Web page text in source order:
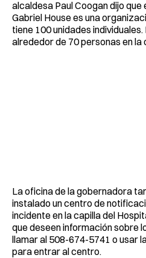
alcaldesa Paul Coogan dijo
Gabriel House es una
tiene 100 unidades
alrededor de 70 personas en la
La oficina de la gobernadora
instalado un centro de
incidente en la capilla del
que deseen información sobre
llamar al 508-674-5741 o usar
para entrar al centro.